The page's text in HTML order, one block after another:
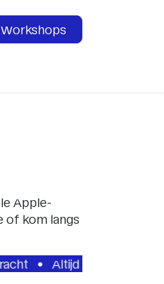
Apple-
of kom langs
Altijd 2 jaar garantie